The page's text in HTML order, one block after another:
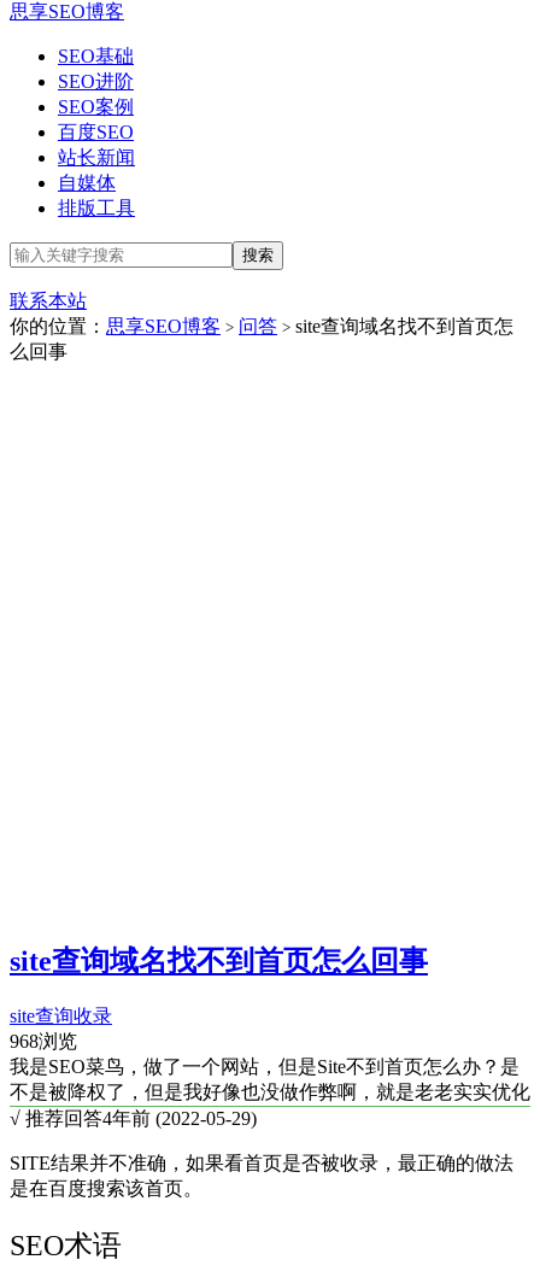
思享SEO博客
SEO基础
SEO进阶
SEO案例
百度SEO
站长新闻
自媒体
排版工具
联系本站
你的位置： 思享SEO博客 > 问答 > site查询域名找不到首页怎
么回事
site查询域名找不到首页怎么回事
site查询收录
968浏览
我是SEO菜鸟，做了一个网站，但是Site不到首页怎么办？是
不是被降权了，但是我好像也没做作弊啊，就是老老实实优化
√ 推荐回答4年前 (2022-05-29)
SITE结果并不准确，如果看首页是否被收录，最正确的做法
是在百度搜索该首页。
SEO术语